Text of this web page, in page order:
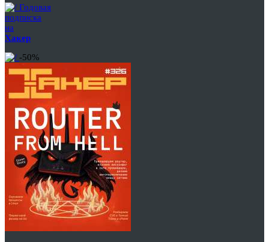
Годовая
подписка
на
Хакер
-50%